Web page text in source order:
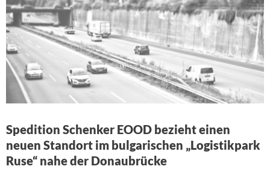
Spedition Schenker EOOD bezieht einen
neuen Standort im bulgarischen „Logistikpark
Ruse“ nahe der Donaubrücke